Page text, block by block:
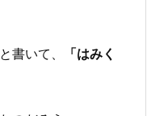
と書いて、
「はみく